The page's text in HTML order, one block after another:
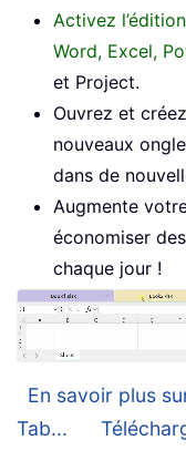
Activez
Word, Excel,
et Project.
Ouvrez et
nouveaux
dans de
Augmente
économiser
chaque jour !
En savoir plus
Tab...